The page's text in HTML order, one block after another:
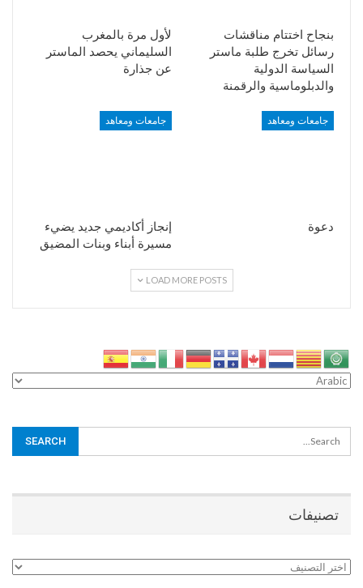
بنجاح اختتام مناقشات
رسائل تخرج طلبة ماستر
السياسة الدولية
والدبلوماسية والرقمنة
لأول مرة بالمغرب
السليماني يحصد الماستر
عن جذارة
جامعات ومعاهد
دعوة
جامعات ومعاهد
إنجاز أكاديمي جديد يضيء
مسيرة أبناء وبنات المضيق
LOAD MORE POSTS
تصنيفات
تصنيفات